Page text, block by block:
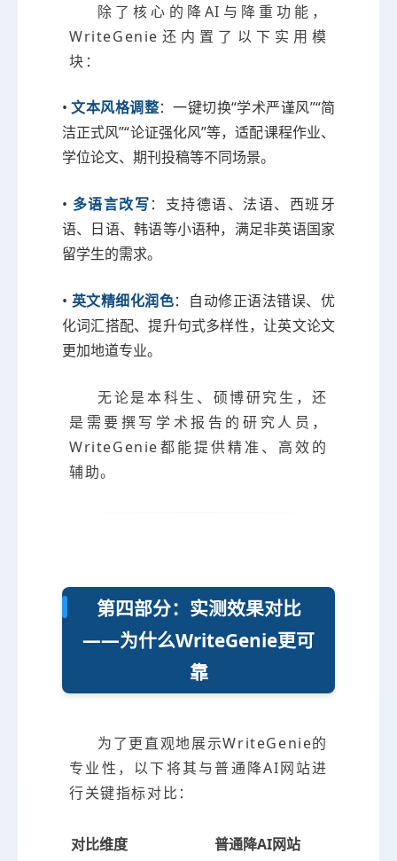
除了核心的降AI与降重功能，
WriteGenie还内置了以下实用模
块：
•文本风格调整：一键切换“学术严谨风”“简
洁正式风”“论证强化风”等，适配课程作业、
学位论文、期刊投稿等不同场景。
• 多语言改写：支持德语、法语、西班牙
语、日语、韩语等小语种，满足非英语国家
留学生的需求。
• 英文精细化润色：自动修正语法错误、优
化词汇搭配、提升句式多样性，让英文论文
更加地道专业。
无论是本科生、硕博研究生，还
是需要撰写学术报告的研究人员，
WriteGenie都能提供精准、高效的
辅助。
第四部分：实测效果对比
——为什么WriteGenie更可
靠
为了更直观地展示WriteGenie的
专业性，以下将其与普通降AI网站进
行关键指标对比：
对比维度 普通降AI网站